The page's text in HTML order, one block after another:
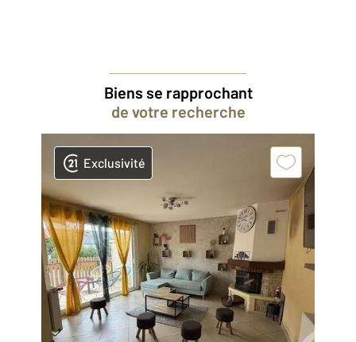
Biens se rapprochant
de votre recherche
Exclusivité